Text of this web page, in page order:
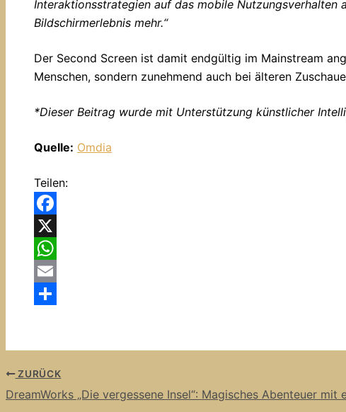
Interaktionsstrategien auf das mobile Nutzungsverhalten
Bildschirmerlebnis mehr.“
Der Second Screen ist damit endgültig im Mainstream
Menschen, sondern zunehmend auch bei älteren
*Dieser Beitrag wurde mit Unterstützung künstlicher
Quelle: Omdia
Teilen:
Facebook
X
WhatsApp
Email
ZURÜCK
DreamWorks „Die vergessene Insel“: Magisches Abenteuer mit